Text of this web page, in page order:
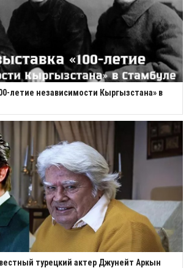
летие независимости Кыргызстана» в
турецкий актер Джунейт Аркын